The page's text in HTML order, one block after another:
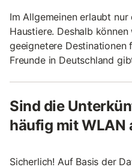
Im Allgemeinen erlaubt
Haustiere. Deshalb
geeignetere Destinationen
Freunde in Deutschland
Sind die
häufig mit WLAN
Sicherlich! Auf Basis der